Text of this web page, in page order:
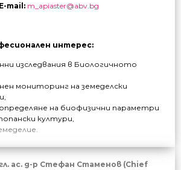
E-mail: m_apiaster@abv.bg
интерес:
изследвания в Биологичното
мониторинг на земеделски
на биофизични параметри
култури,
гл. ас. д-р Стефан Стаменов (Chief